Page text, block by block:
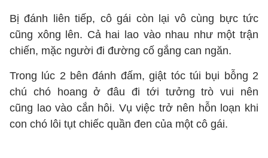
Bị đánh liên tiếp, cô gái còn lại vô cùng bực tức
cũng xông lên. Cả hai lao vào nhau như một trận
chiến, mặc người đi đường cố gắng can ngăn.
Trong lúc 2 bên đánh đấm, giật tóc túi bụi bỗng 2
chú chó hoang ở đâu đi tới tưởng trò vui nên
cũng lao vào cắn hôi. Vụ việc trở nên hỗn loạn khi
con chó lôi tụt chiếc quần đen của một cô gái.